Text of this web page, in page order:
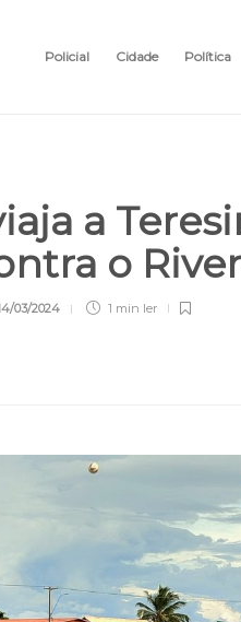
Policial Cidade Política
a
o
03/2024 1 min ler